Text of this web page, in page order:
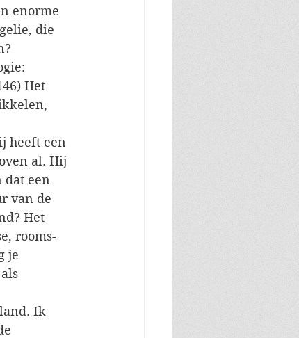
enorme
die
Het
heeft een
al. Hij
dat een
van de
Het
rooms-
je
Ik